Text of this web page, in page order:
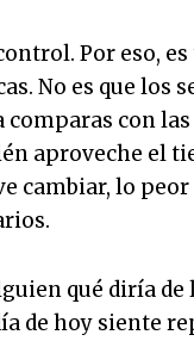
Por eso,
No es que los
con
aproveche el
cambiar, lo
qué diría de
de hoy siente